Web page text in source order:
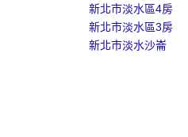
新北市淡水區4房
新北市淡水區3房
新北市淡水沙崙